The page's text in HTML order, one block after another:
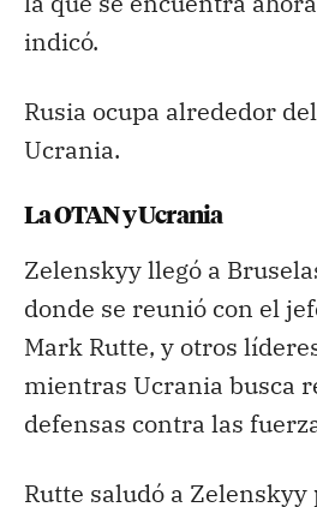
indicó.
Rusia ocupa alrededor
Ucrania.
La OTAN y Ucrania
Zelenskyy llegó a
donde se reunió con el
Mark Rutte, y otros
mientras Ucrania busca
defensas contra las
Rutte saludó a